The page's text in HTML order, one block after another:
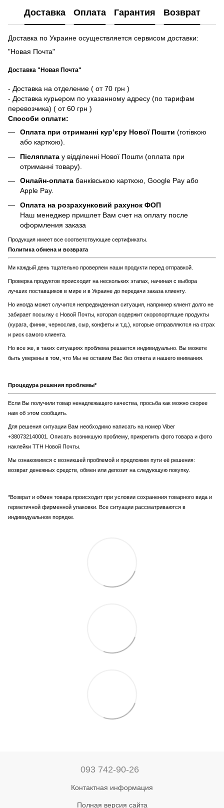
Доставка Оплата Гарантия Возврат
Доставка по Украине осуществляется сервисом доставки:
"Новая Почта"
Доставка "Новая Почта"
- Доставка на отделение ( от 70 грн )
- Доставка курьером по указанному адресу (по тарифам
перевозчика) ( от 60 грн )
Способи оплати:
Оплата при отриманні кур’єру Нової Пошти (готівкою
або карткою).
Післяплата у відділенні Нової Пошти (оплата при
отриманні товару).
Онлайн-оплата банківською карткою, Google Pay або
Apple Pay.
Оплата на розрахунковий рахунок ФОП
Наш менеджер пришлет Вам счет на оплату после
оформления заказа
Продукция имеет все соответствующие сертификаты.
Политика обмена и возврата
Ми каждый день тщательно проверяем наши продукти перед отправкой.
Проверка продуктов происходит на нескольких этапах, начиная с выбора
лучших поставщиков в мире и в Украине до передачи заказа клиенту.
Но иногда может случится непредвиденная ситуация, например клиент долго не
забирает посылку с Новой Почты, которая содержит скоропортящие продукты
(курага, финик, чернослив, сыр, конфеты и т.д.), которые отправляются на страх
и риск самого клиента.
Но все же, в таких ситуациях проблема решается индивидуально. Вы можете
быть уверены в том, что Мы не оставим Вас без ответа и нашего внимания.
Процедура решения проблемы*
Если Вы получили товар ненадлежащего качества, просьба как можно скорее
нам об этом сообщить.
Для решения ситуации Вам необходимо написать на номер Viber
+380732140001. Описать возникшую проблему, прикрепить фото товара и фото
наклейки ТТН Новой Почты.
Мы ознакомимся с возникшей проблемой и предложим пути её решения:
возврат денежных средств, обмен или депозит на следующую покупку.
*Возврат и обмен товара происходит при условии сохранения товарного вида и
герметичной фирменной упаковки. Все ситуации рассматриваются в
индивидуальном порядке.
093 742-90-26
Контактная информация
Полная версия сайта